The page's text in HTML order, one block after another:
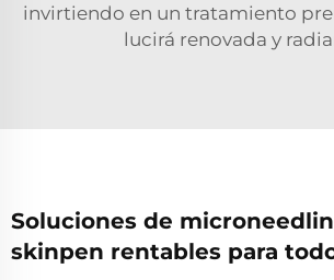
invirtiendo en un tratamiento
lucirá renovada y
Soluciones de
skinpen rentables para